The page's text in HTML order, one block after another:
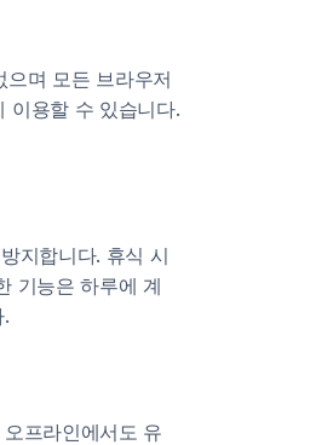
며 모든 브라우저
이용할 수 있습니다.
지합니다. 휴식 시
기능은 하루에 계
프라인에서도 유